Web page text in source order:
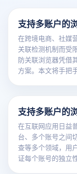
支持多账户的
在跨境电商、社媒
关联检测机制而受
防关联浏览器凭借
方案。本文将手把
支持多账户的
在互联网应用日益
台、多个账号之间
查等多个领域，用
证每个账号的独立